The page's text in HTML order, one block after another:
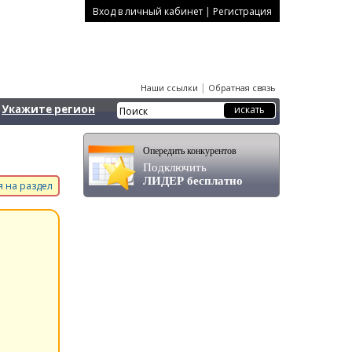
Вход в личный кабинет | Регистрация
Наши ссылки | Обратная связь
Укажите регион
на раздел
Опередить конкурентов
Подключить
ЛИДЕР бесплатно